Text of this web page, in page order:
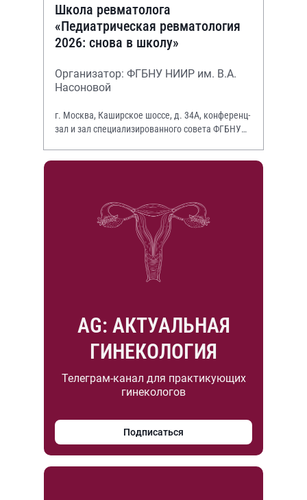
Школа ревматолога
«Педиатрическая ревматология
2026: снова в школу»
Организатор: ФГБНУ НИИР им. В.А.
Насоновой
г. Москва, Каширское шоссе, д. 34А, конференц-
зал и зал специализированного совета ФГБНУ
AG: АКТУАЛЬНАЯ
ГИНЕКОЛОГИЯ
Телеграм-канал для практикующих
гинекологов
Подписаться